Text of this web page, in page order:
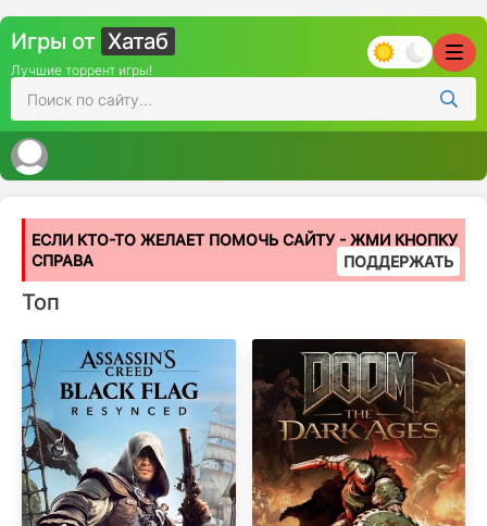
Игры от Хатаб
Лучшие торрент игры!
ЕСЛИ КТО-ТО ЖЕЛАЕТ ПОМОЧЬ САЙТУ - ЖМИ КНОПКУ
СПРАВА
ПОДДЕРЖАТЬ
Топ
Популярные игры